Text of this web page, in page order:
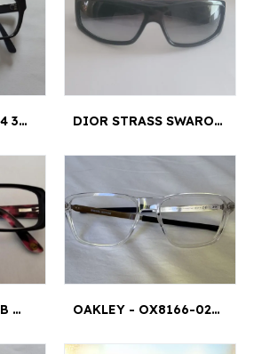
BURBERRY - B 2144 3511 53¤16 140 DIOR STRASS SWAROVSKI - D28 LF 6112 120
VOGUE -VO 2694-B W44 - VO 2694-B W44 51•15 51¤15 OAKLEY - OX8166-0254 54¤16